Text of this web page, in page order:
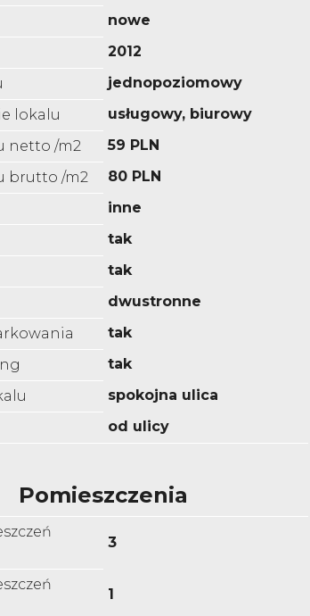
nowe
2012
jednopoziomowy
lokalu
usługowy, biurowy
netto /m2
59 PLN
brutto /m2
80 PLN
inne
tak
tak
dwustronne
tak
tak
spokojna ulica
od ulicy
Pomieszczenia
3
1